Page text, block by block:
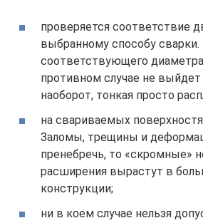
проверяется соответствие
выбранному способу
соответствующего
противном случае не
наоборот, тонкая просто
на свариваемых
Заломы, трещины и
пренебречь, то «скромные»
расширения вырастут в
конструкции;
ни в коем случае нельзя